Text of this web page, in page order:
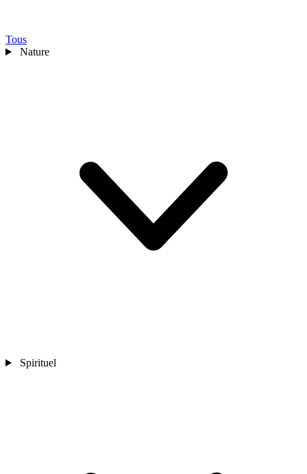
Tous
Nature
Spirituel